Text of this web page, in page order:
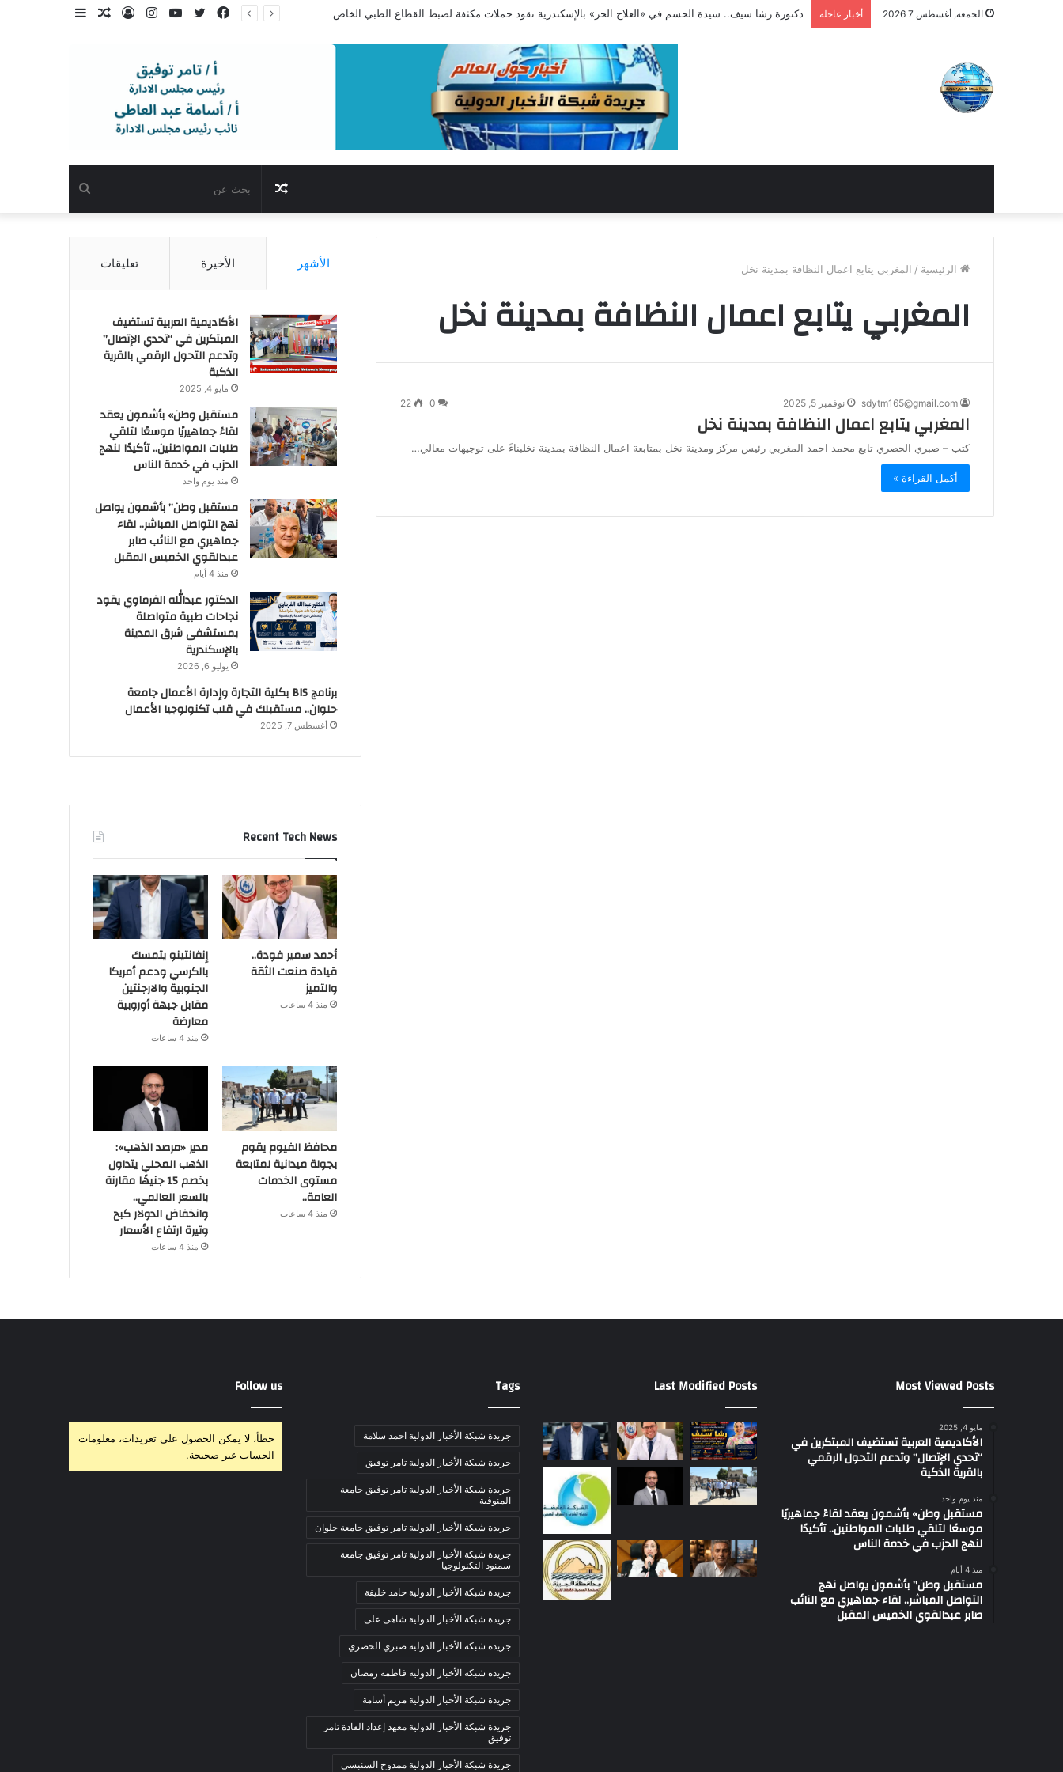
الجمعة, أغسطس 7 2026 أخبار عاجلة أحمد سمير فودة.. قيادة صنعت الثقة والتميز
إضافةمقالتسجيل
انستقراميوتيوبتويتر
فيسبوك
بحث
عن
مقال
عشوائي
الرئيسية / المغربي يتابع اعمال النظافة بمدينة نخل
المغربي يتابع اعمال النظافة بمدينة نخل
sdytm165@gmail.com نوفمبر 5, 2025 0
22
المغربي يتابع اعمال النظافة بمدينة نخل
كتب – صبري الحصري تابع محمد احمد المغربي رئيس مركز ومدينة نخل بمتابعة اعمال النظافة بمدينة نخلبناءً على توجيهات معالي…
أكمل القراءة »
الأشهر الأخيرة تعليقات
الأكاديمية العربية تستضيف
المبتكرين في “تحدي الإتصال”
وتدعم التحول الرقمي بالقرية
الذكية
مايو 4, 2025
مستقبل وطن» بأشمون يعقد
لقاءً جماهيريًا موسعًا لتلقي
طلبات المواطنين.. تأكيدًا لنهج
الحزب في خدمة الناس
منذ يوم واحد
مستقبل وطن” بأشمون يواصل
نهج التواصل المباشر.. لقاء
جماهيري مع النائب صابر
عبدالقوي الخميس المقبل
منذ 4 أيام
الدكتور عبدالله الفرماوي يقود
نجاحات طبية متواصلة
بمستشفى شرق المدينة
بالإسكندرية
يوليو 6, 2026
برنامج BIS بكلية التجارة وإدارة الأعمال جامعة
حلوان.. مستقبلك في قلب تكنولوجيا الأعمال
أغسطس 7, 2025
Recent Tech News
أحمد سمير فودة..
قيادة صنعت الثقة
والتميز
منذ 4 ساعات
إنفانتينو يتمسك
بالكرسي ودعم أمريكا
الجنوبية والارجنتين
مقابل جبهة أوروبية
معارضة
منذ 4 ساعات
محافظ الفيوم يقوم
بجولة ميدانية لمتابعة
مستوى الخدمات
العامة..
منذ 4 ساعات
مدير «مرصد الذهب»:
الذهب المحلي يتداول
بخصم 15 جنيهًا مقارنة
بالسعر العالمي..
وانخفاض الدولار كبح
وتيرة ارتفاع الأسعار
منذ 4 ساعات
Most Viewed Posts
مايو 4, 2025
الأكاديمية العربية تستضيف المبتكرين في
“تحدي الإتصال” وتدعم التحول الرقمي
بالقرية الذكية
منذ يوم واحد
مستقبل وطن» بأشمون يعقد لقاءً جماهيريًا
موسعًا لتلقي طلبات المواطنين.. تأكيدًا
لنهج الحزب في خدمة الناس
منذ 4 أيام
مستقبل وطن” بأشمون يواصل نهج
التواصل المباشر.. لقاء جماهيري مع النائب
صابر عبدالقوي الخميس المقبل
Last Modified Posts
Tags
جريدة شبكة الأخبار الدولية احمد سلامة
جريدة شبكة الأخبار الدولية تامر توفيق
جريدة شبكة الأخبار الدولية تامر توفيق جامعة
المنوفية
جريدة شبكة الأخبار الدولية تامر توفيق جامعة حلوان
جريدة شبكة الأخبار الدولية تامر توفيق جامعة
سمنود التكنولوجيا
جريدة شبكة الأخبار الدولية حامد خليفة
جريدة شبكة الأخبار الدولية شاهى على
جريدة شبكة الأخبار الدولية صبري الحصري
جريدة شبكة الأخبار الدولية فاطمه رمضان
جريدة شبكة الأخبار الدولية مريم أسامة
جريدة شبكة الأخبار الدولية معهد إعداد القادة تامر
توفيق
جريدة شبكة الأخبار الدولية ممدوح السنبسي
Follow us
خطأ، لا يمكن الحصول على تغريدات، معلومات
الحساب غير صحيحة.